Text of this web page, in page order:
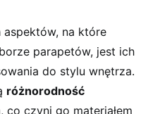
na które
parapetów, jest ich
do stylu wnętrza.
różnorodność
co czyni go materiałem